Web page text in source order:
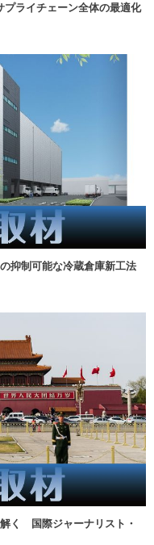
プライチェーン全体の最適化
抑制可能な冷蔵倉庫新工法
解く 国際ジャーナリスト・